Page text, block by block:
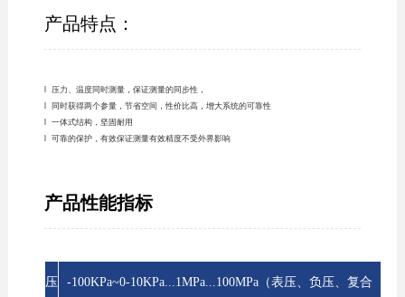
产品特点：
l 压力、温度同时测量，保证测量的同步性，
l 同时获得两个参量，节省空间，性价比高，增大系统的可靠性
l 一体式结构，坚固耐用
l 可靠的保护，有效保证测量有效精度不受外界影响
产品性能指标
压
-100KPa~0-10KPa...1MPa...100MPa（表压、负压、复合